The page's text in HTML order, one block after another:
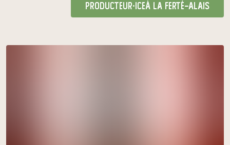
producteur·iceà La Ferté-Alais